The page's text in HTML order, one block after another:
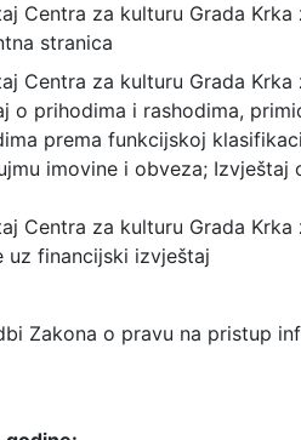
Centra za kulturu Grada Krka
stranica
Centra za kulturu Grada Krka
o prihodima i rashodima,
prema funkcijskoj
imovine i obveza; Izvještaj
Centra za kulturu Grada Krka
uz financijski izvještaj
Zakona o pravu na pristup